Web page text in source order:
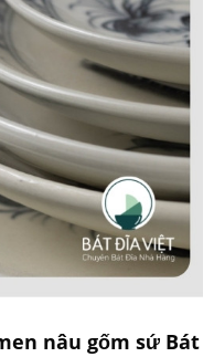
và màu men nâu,
đặc biệt đối với
nâu gốm sứ Bát